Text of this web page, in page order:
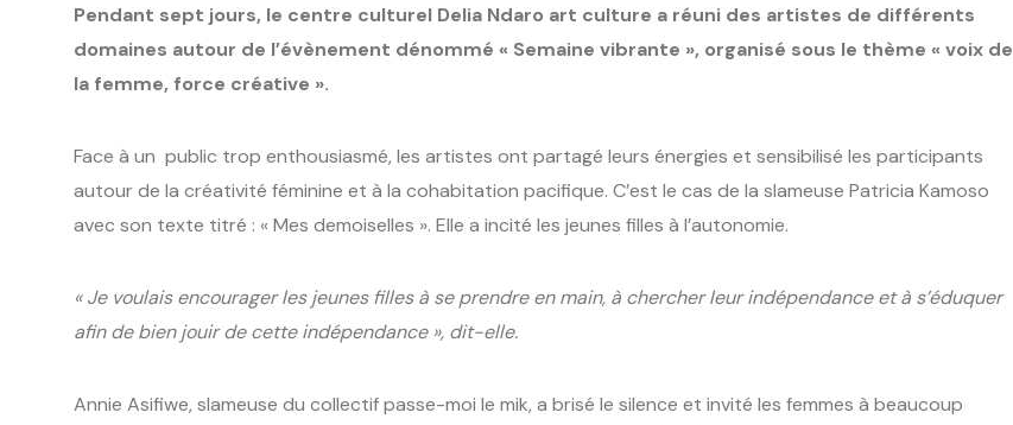
Pendant sept jours, le centre culturel Delia Ndaro art culture a réuni des artistes de différents
domaines autour de l’évènement dénommé « Semaine vibrante », organisé sous le thème « voix de
la femme, force créative ».
Face à un public trop enthousiasmé, les artistes ont partagé leurs énergies et sensibilisé les participants
autour de la créativité féminine et à la cohabitation pacifique. C’est le cas de la slameuse Patricia Kamoso
avec son texte titré : « Mes demoiselles ». Elle a incité les jeunes filles à l’autonomie.
« Je voulais encourager les jeunes filles à se prendre en main, à chercher leur indépendance et à s’éduquer
afin de bien jouir de cette indépendance », dit-elle.
Annie Asifiwe, slameuse du collectif passe-moi le mik, a brisé le silence et invité les femmes à beaucoup